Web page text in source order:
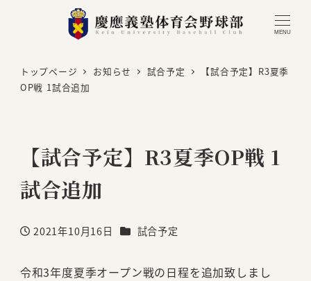
MENU
トップページ お知らせ 試合予定
【試合予定】R3夏季
OP戦 1試合追加
【試合予定】R3夏季OP戦 1
試合追加
投稿日
2021年10月16日 カテゴリー
試合予定
令和3年度夏季オープン戦の日程を追加致しまし